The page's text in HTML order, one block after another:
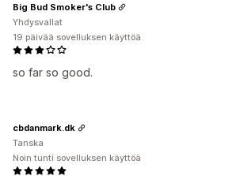
so far so good.
Big Bud Smoker's Club
Yhdysvallat
19 päivää sovelluksen käyttöä
cbdanmark.dk
Tanska
Noin tunti sovelluksen käyttöä